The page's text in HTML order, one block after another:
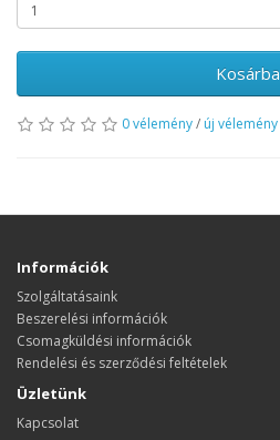
Kosárba
0 vélemény/ új vélemény
Információk
Szolgáltatásaink
Beszerelési információk
Csomagküldési információk
Rendelési és szerződési feltételek
Üzletünk
Kapcsolat